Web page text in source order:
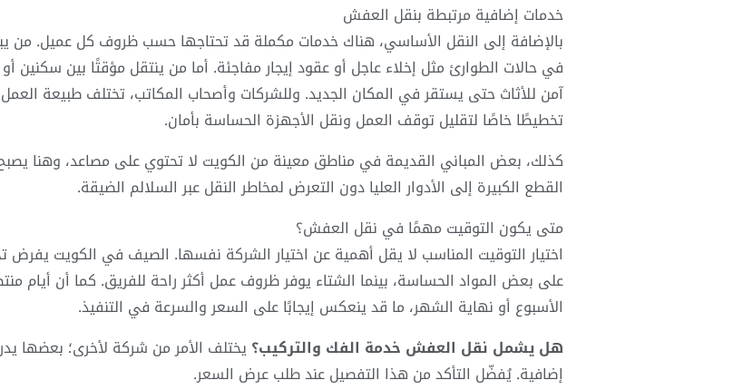
خدمات إضافية مرتبطة بنقل العفش
في حالات الطوارئ مثل إخلاء عاجل أو عقود إيجار مفاجئة. أما من ينتقل مؤقتًا بين
آمن للأثاث حتى يستقر في المكان الجديد. وللشركات وأصحاب المكاتب، تختلف طبيعة العمل
تخطيطًا خاصًا لتقليل توقف العمل ونقل الأجهزة الحساسة بأمان.
كذلك، بعض المباني القديمة في مناطق معينة من الكويت لا تحتوي على مصاعد، وهنا
القطع الكبيرة إلى الأدوار العليا دون التعرض لمخاطر النقل عبر السلالم الضيقة.
متى يكون التوقيت مهمًا في نقل العفش؟
اختيار التوقيت المناسب لا يقل أهمية عن اختيار الشركة نفسها. الصيف في الكويت يفرض
على بعض المواد الحساسة، بينما الشتاء يوفر ظروف عمل أكثر راحة للفريق. كما أن أيام
الأسبوع أو نهاية الشهر، ما قد ينعكس إيجابًا على السعر والسرعة في التنفيذ.
هل يشمل نقل العفش خدمة الفك والتركيب؟يختلف الأمر من شركة لأخرى؛ بعضها
إضافية. يُفضّل التأكد من هذا التفصيل عند طلب عرض السعر.